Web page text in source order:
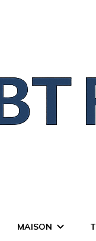
MAISON